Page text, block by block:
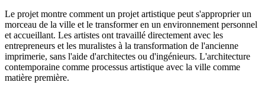
Le projet montre comment un projet artistique peut s'approprier un
morceau de la ville et le transformer en un environnement personnel
et accueillant. Les artistes ont travaillé directement avec les
entrepreneurs et les muralistes à la transformation de l'ancienne
imprimerie, sans l'aide d'architectes ou d'ingénieurs. L'architecture
contemporaine comme processus artistique avec la ville comme
matière première.